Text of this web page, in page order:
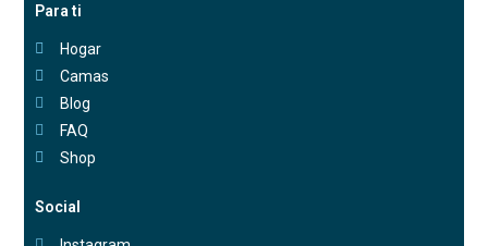
Para ti
Hogar
Camas
Blog
FAQ
Shop
Social